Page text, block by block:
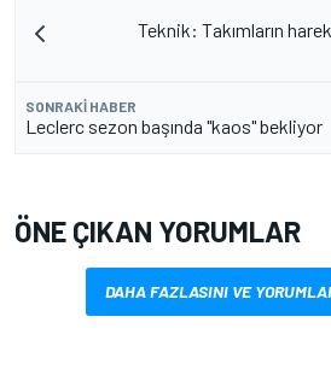
Teknik: Takımların
SONRAKI HABER
Leclerc sezon başında "kaos" bekliyor
ÖNE ÇIKAN YORUMLAR
DAHA FAZLASINI VE